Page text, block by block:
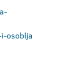
-
i-osoblja